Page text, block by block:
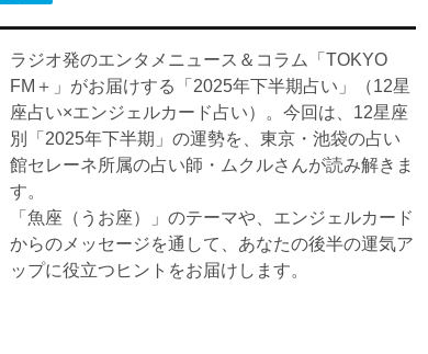
ラジオ発のエンタメニュース＆コラム「TOKYO
FM＋」がお届けする「2025年下半期占い」（12星
座占い×エンジェルカード占い）。今回は、12星座
別「2025年下半期」の運勢を、東京・池袋の占い
館セレーネ所属の占い師・ムクルさんが読み解きま
す。
「魚座（うお座）」のテーマや、エンジェルカード
からのメッセージを通して、あなたの後半の運気ア
ップに役立つヒントをお届けします。